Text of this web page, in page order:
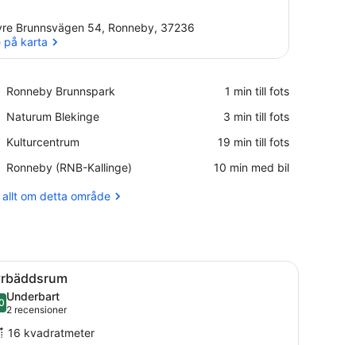
Brunnsvägen 54, Ronneby, 37236
på karta
Ronneby Brunnspark
Place,
Brunnspark
‪1 min till fots‬
Naturum Blekinge
Place,
Blekinge
‪3 min till fots‬
Kulturcentrum
Place,
‪19 min till fots‬
Ronneby (RNB-Kallinge)
Airport,
(RNB-
‪10 min med bil‬
allt om detta område
ett fönster med gardiner, ett element och ett litet bord.
Ett rum med en våningssäng, ett
4
av 10
Underbart
2 recensioner
(2 recensioner)
16 kvadratmeter